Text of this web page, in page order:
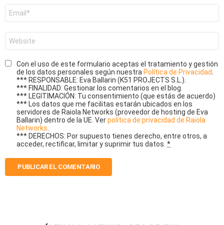
electrónico
*
Con el uso de este formulario aceptas el tratamiento y gestión
de los datos personales según nuestra Política de Privacidad
*** RESPONSABLE: Eva Ballarin (K51 PROJECTS S.L.).
*** FINALIDAD: Gestionar los comentarios en el blog.
*** LEGITIMACIÓN: Tu consentimiento (que estás de acuerdo)
*** Los datos que me facilitas estarán ubicados en los
servidores de Raiola Networks (proveedor de hosting de Eva
Ballarin) dentro de la UE. Verpolítica de privacidad de Raiola
Networks
*** DERECHOS: Por supuesto tienes derecho, entre otros, a
acceder, rectificar, limitar y suprimir tus datos. *